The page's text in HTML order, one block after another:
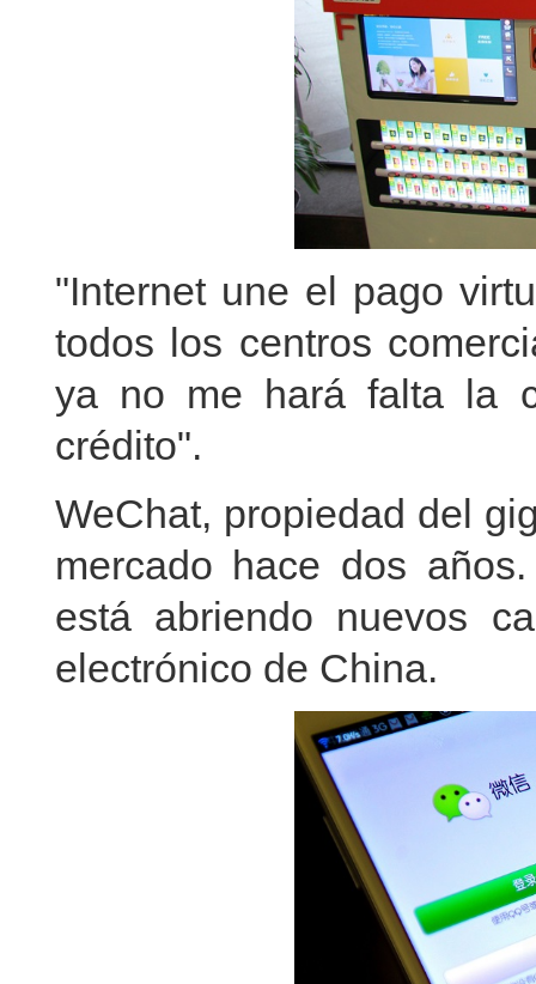
"Internet une el pago
todos los centros
ya no me hará falta la
crédito".
WeChat, propiedad del
mercado hace dos
está abriendo nuevos
electrónico de China.